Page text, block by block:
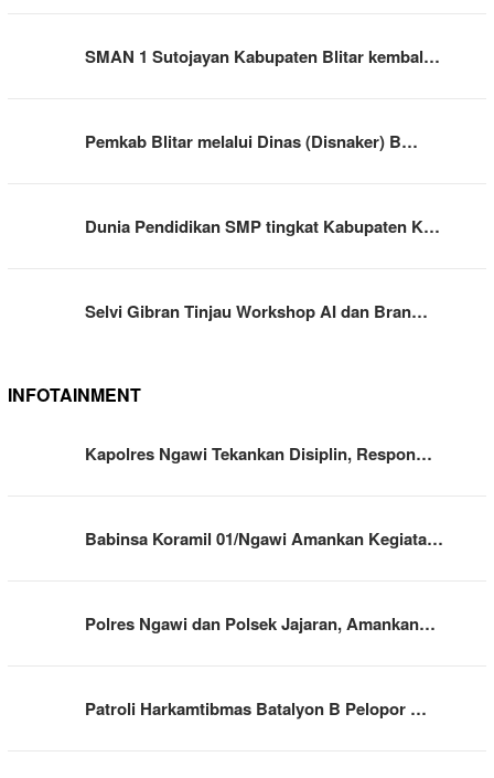
SMAN 1 Sutojayan Kabupaten Blitar kembal…
Pemkab Blitar melalui Dinas (Disnaker) B…
Dunia Pendidikan SMP tingkat Kabupaten K…
Selvi Gibran Tinjau Workshop AI dan Bran…
INFOTAINMENT
Kapolres Ngawi Tekankan Disiplin, Respon…
Babinsa Koramil 01/Ngawi Amankan Kegiata…
Polres Ngawi dan Polsek Jajaran, Amankan…
Patroli Harkamtibmas Batalyon B Pelopor …